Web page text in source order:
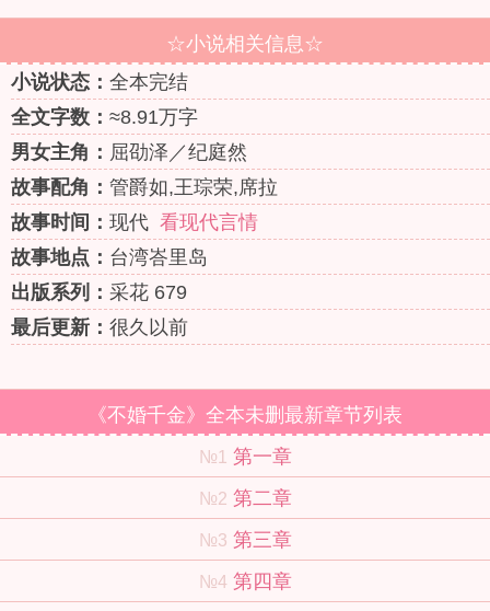
☆小说相关信息☆
小说状态： 全本完结
全文字数： ≈8.91万字
男女主角： 屈劭泽／纪庭然
故事配角： 管爵如,王琮荣,席拉
故事时间： 现代 看现代言情
故事地点： 台湾峇里岛
出版系列： 采花 679
最后更新： 很久以前
《不婚千金》全本未删最新章节列表
№1 第一章
№2 第二章
№3 第三章
№4 第四章